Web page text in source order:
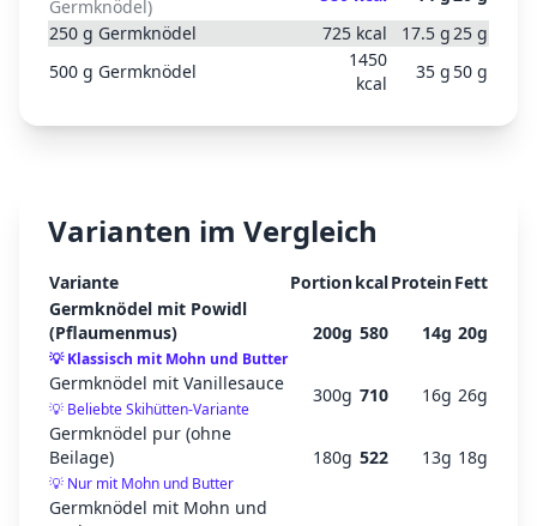
Germknödel)
250 g Germknödel 725 kcal 17.5 g25 g
500 g Germknödel
1450
kcal
35 g 50 g
Varianten im Vergleich
Variante PortionkcalProteinFett
Germknödel mit Powidl
(Pflaumenmus)
💡Klassisch mit Mohn und Butter
200g 580 14g 20g
Germknödel mit Vanillesauce
💡 Beliebte Skihütten-Variante
300g 710 16g 26g
Germknödel pur (ohne
Beilage)
💡 Nur mit Mohn und Butter
180g 522 13g 18g
Germknödel mit Mohn und